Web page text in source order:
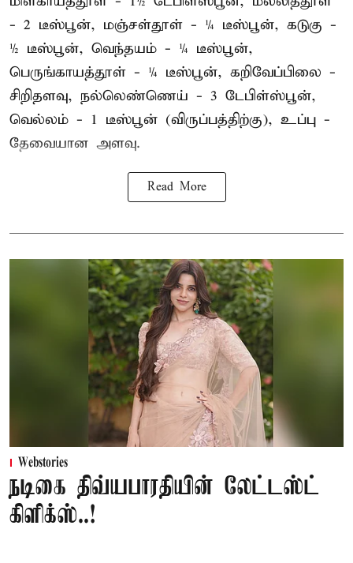
- 2 டீஸ்பூன், மஞ்சள்தூள் - ¼ டீஸ்பூன், கடுகு -
½ டீஸ்பூன், வெந்தயம் - ¼ டீஸ்பூன்,
பெருங்காயத்தூள் - ¼ டீஸ்பூன், கறிவேப்பிலை -
சிறிதளவு, நல்லெண்ணெய் - 3 டேபிள்ஸ்பூன்,
வெல்லம் - 1 டீஸ்பூன் (விருப்பத்திற்கு), உப்பு -
தேவையான அளவு.
Read More
Webstories
நடிகை திவ்யபாரதியின் லேட்டஸ்ட்
கிளிக்ஸ்..!